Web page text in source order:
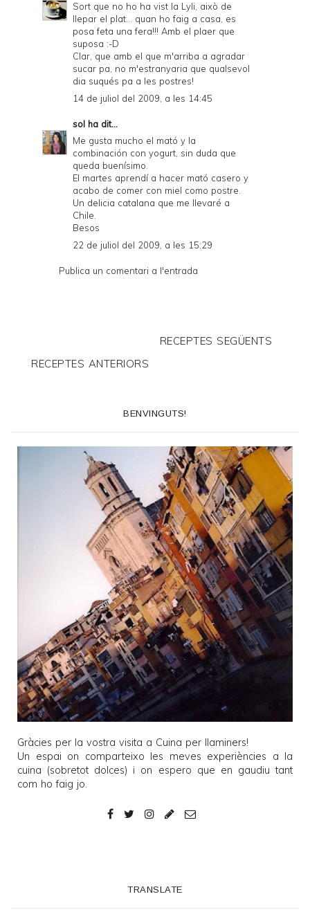
Sort que no ho ha vist la Lyli, això de
llepar el plat... quan ho faig a casa, es
posa feta una fera!!! Amb el plaer que
suposa :-D
Clar, que amb el que m'arriba a agradar
sucar pa, no m'estranyaria que qualsevol
dia suqués pa a les postres!
14 de juliol del 2009, a les 14:45
sol ha dit...
Me gusta mucho el mató y la
combinación con yogurt, sin duda que
queda buenísimo.
El martes aprendí a hacer mató casero y
acabo de comer con miel como postre.
Un delicia catalana que me llevaré a
Chile.
Besos
22 de juliol del 2009, a les 15:29
Publica un comentari a l'entrada
RECEPTES SEGÜENTS
RECEPTES ANTERIORS
BENVINGUTS!
Gràcies per la vostra visita a Cuina per llaminers!
Un espai on comparteixo les meves experiències a la
cuina (sobretot dolces) i on espero que en gaudiu tant
com ho faig jo.
TRANSLATE